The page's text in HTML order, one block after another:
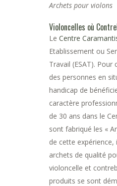
Archets pour violons
Violoncelles où
Le Centre
Etablissement ou
Travail (ESAT). Pour
des personnes en
handicap de
caractère
de 30 ans dans le
sont fabriqué les «
de cette expérience,
archets de qualité
violoncelle et
produits se sont